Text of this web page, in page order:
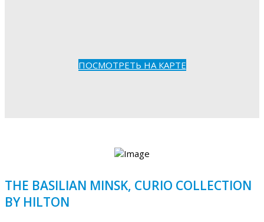
ПОСМОТРЕТЬ НА КАРТЕ
THE BASILIAN MINSK, CURIO COLLECTION
BY HILTON